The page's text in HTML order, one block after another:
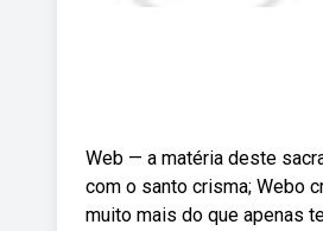
Web — a matéria deste
com o santo crisma; Webo
muito mais do que apenas